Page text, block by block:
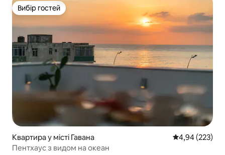
Вибір гостей
Вибір гостей
Квартира у місті Гавана Середня
4,94 (223)
Пентхаус з видом на океан